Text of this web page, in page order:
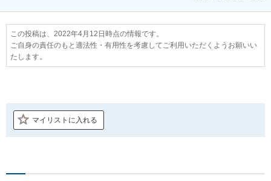
この投稿は、2022年4月12日時点の情報です。
ご自身の責任のもと適法性・有用性を考慮してご利用いただくようお願いい
たします。
マイリストに入れる